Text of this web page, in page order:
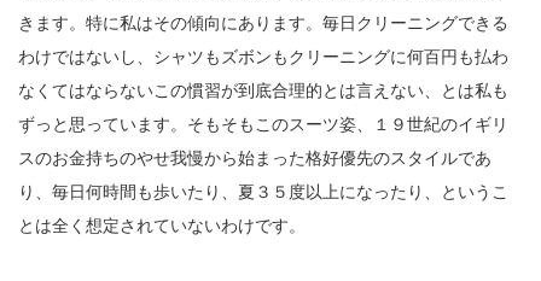
きます。特に私はその傾向にあります。毎日クリーニングできる
わけではないし、シャツもズボンもクリーニングに何百円も払わ
なくてはならないこの慣習が到底合理的とは言えない、とは私も
ずっと思っています。そもそもこのスーツ姿、１９世紀のイギリ
スのお金持ちのやせ我慢から始まった格好優先のスタイルであ
り、毎日何時間も歩いたり、夏３５度以上になったり、というこ
とは全く想定されていないわけです。